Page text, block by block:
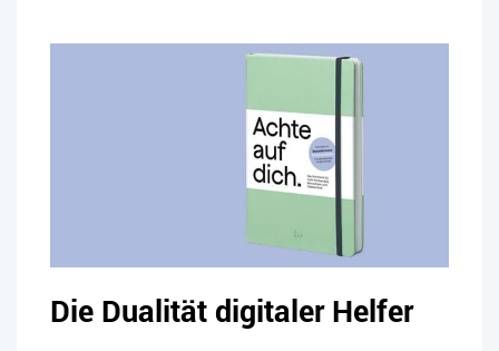
Die Dualität digitaler Helfer